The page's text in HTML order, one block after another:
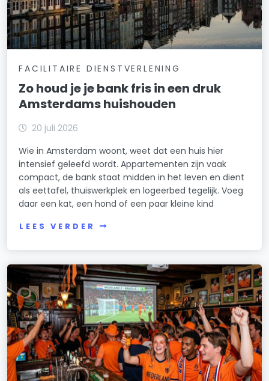
FACILITAIRE DIENSTVERLENING
Zo houd je je bank fris in een druk
Amsterdams huishouden
20 juli 2026
Wie in Amsterdam woont, weet dat een huis hier
intensief geleefd wordt. Appartementen zijn vaak
compact, de bank staat midden in het leven en dient
als eettafel, thuiswerkplek en logeerbed tegelijk. Voeg
daar een kat, een hond of een paar kleine kind
LEES VERDER